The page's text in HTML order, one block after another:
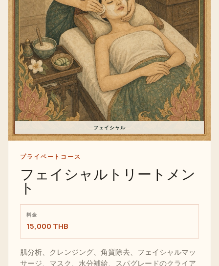
フェイシャル
プライベートコース
フェイシャルトリートメン
ト
料金
15,000 THB
肌分析、クレンジング、角質除去、フェイシャルマッ
サージ、マスク、水分補給、スパグレードのクライア